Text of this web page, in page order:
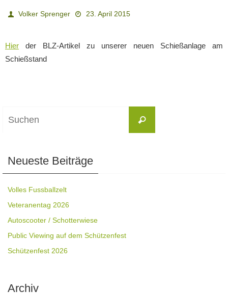
Volker Sprenger 23. April 2015
Hier der BLZ-Artikel zu unserer neuen Schießanlage am
Schießstand
Suchen
Neueste Beiträge
Volles Fussballzelt
Veteranentag 2026
Autoscooter / Schotterwiese
Public Viewing auf dem Schützenfest
Schützenfest 2026
Archiv